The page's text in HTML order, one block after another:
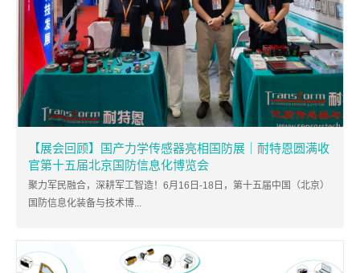
【展会回顾】国产力学传感器亮相国防展｜耐特恩圆满收
官第十五届北京国防信息化博览会
聚力军民融合，深耕军工智造！6月16日-18日，第十五届中国（北京）
国防信息化装备与技术博...